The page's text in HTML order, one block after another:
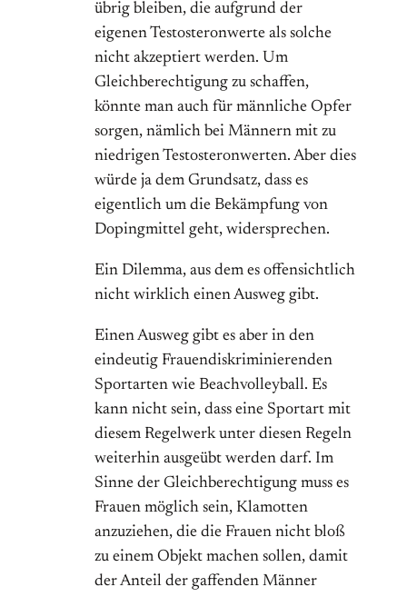
übrig bleiben, die aufgrund der
eigenen Testosteronwerte als solche
nicht akzeptiert werden. Um
Gleichberechtigung zu schaffen,
könnte man auch für männliche Opfer
sorgen, nämlich bei Männern mit zu
niedrigen Testosteronwerten. Aber dies
würde ja dem Grundsatz, dass es
eigentlich um die Bekämpfung von
Dopingmittel geht, widersprechen.
Ein Dilemma, aus dem es offensichtlich
nicht wirklich einen Ausweg gibt.
Einen Ausweg gibt es aber in den
eindeutig Frauendiskriminierenden
Sportarten wie Beachvolleyball. Es
kann nicht sein, dass eine Sportart mit
diesem Regelwerk unter diesen Regeln
weiterhin ausgeübt werden darf. Im
Sinne der Gleichberechtigung muss es
Frauen möglich sein, Klamotten
anzuziehen, die die Frauen nicht bloß
zu einem Objekt machen sollen, damit
der Anteil der gaffenden Männer